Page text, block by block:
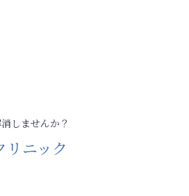
しませんか？
リニック